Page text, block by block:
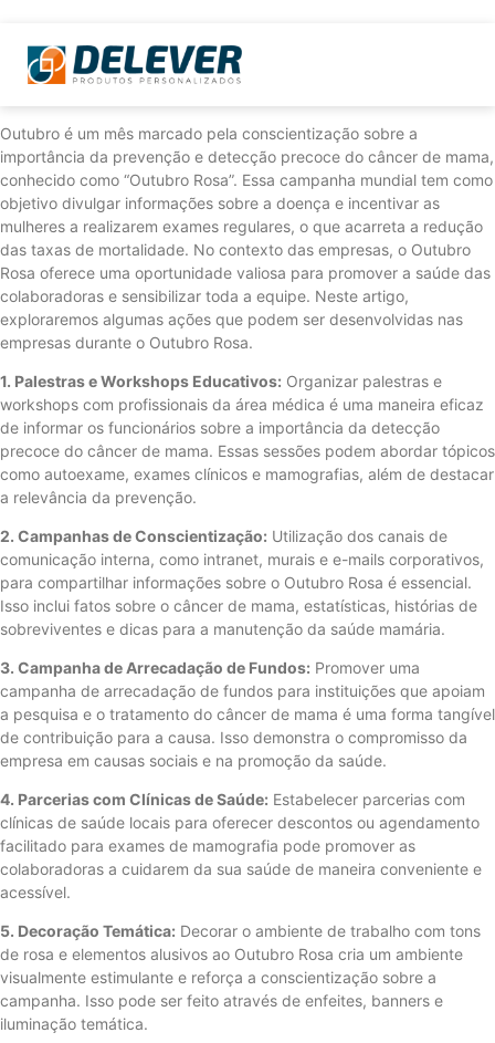
Outubro é um mês marcado pela conscientização sobre a
importância da prevenção e detecção precoce do câncer de mama,
conhecido como “Outubro Rosa”. Essa campanha mundial tem como
objetivo divulgar informações sobre a doença e incentivar as
mulheres a realizarem exames regulares, o que acarreta a redução
das taxas de mortalidade. No contexto das empresas, o Outubro
Rosa oferece uma oportunidade valiosa para promover a saúde das
colaboradoras e sensibilizar toda a equipe. Neste artigo,
exploraremos algumas ações que podem ser desenvolvidas nas
empresas durante o Outubro Rosa.
1. Palestras e Workshops Educativos: Organizar palestras e
workshops com profissionais da área médica é uma maneira eficaz
de informar os funcionários sobre a importância da detecção
precoce do câncer de mama. Essas sessões podem abordar tópicos
como autoexame, exames clínicos e mamografias, além de destacar
a relevância da prevenção.
2. Campanhas de Conscientização: Utilização dos canais de
comunicação interna, como intranet, murais e e-mails corporativos,
para compartilhar informações sobre o Outubro Rosa é essencial.
Isso inclui fatos sobre o câncer de mama, estatísticas, histórias de
sobreviventes e dicas para a manutenção da saúde mamária.
3. Campanha de Arrecadação de Fundos: Promover uma
campanha de arrecadação de fundos para instituições que apoiam
a pesquisa e o tratamento do câncer de mama é uma forma tangível
de contribuição para a causa. Isso demonstra o compromisso da
empresa em causas sociais e na promoção da saúde.
4. Parcerias com Clínicas de Saúde: Estabelecer parcerias com
clínicas de saúde locais para oferecer descontos ou agendamento
facilitado para exames de mamografia pode promover as
colaboradoras a cuidarem da sua saúde de maneira conveniente e
acessível.
5. Decoração Temática: Decorar o ambiente de trabalho com tons
de rosa e elementos alusivos ao Outubro Rosa cria um ambiente
visualmente estimulante e reforça a conscientização sobre a
campanha. Isso pode ser feito através de enfeites, banners e
iluminação temática.